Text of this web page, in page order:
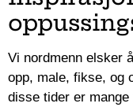
Vi nordmenn elsker
opp, male, fikse, og
disse tider er